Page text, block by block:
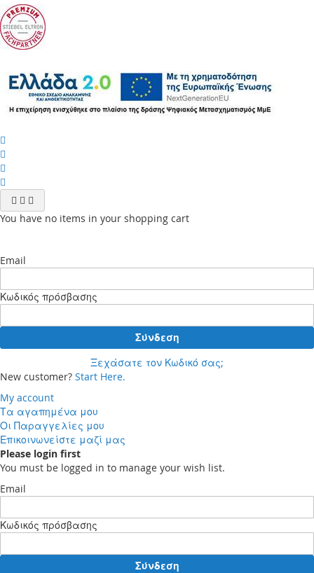
You have no items in your shopping cart
Email
Κωδικός πρόσβασης
Σύνδεση
Ξεχάσατε τον Κωδικό σας;
New customer? Start Here.
My account
Τα αγαπημένα μου
Οι Παραγγελίες μου
Επικοινωνείστε μαζί μας
Please login first
You must be logged in to manage your wish list.
Email
Κωδικός πρόσβασης
Σύνδεση